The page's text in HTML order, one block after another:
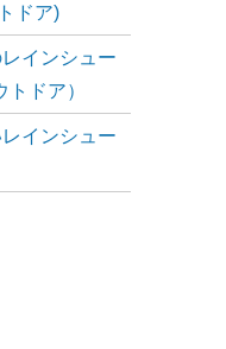
ドア)
インシュー
ドア）
インシュー